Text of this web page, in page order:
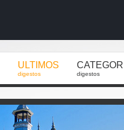
ULTIMOS
digestos digestos